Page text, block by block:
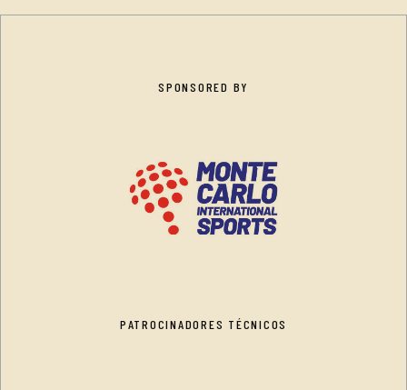
SPONSORED BY
PATROCINADORES TÉCNICOS